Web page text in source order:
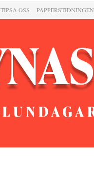
TIPSA OSS PAPPERSTIDNINGEN